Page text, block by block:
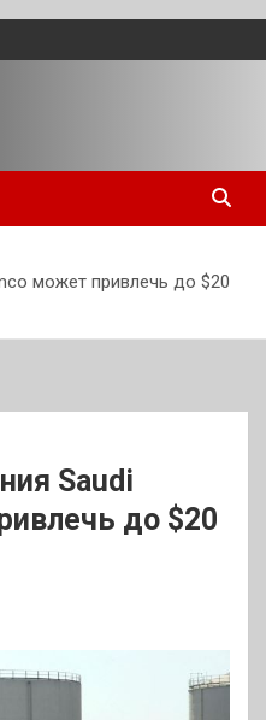
может привлечь до $20
Saudi
до $20